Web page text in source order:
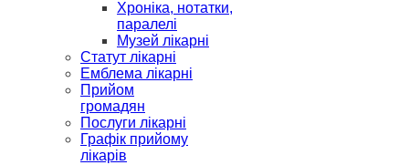
Хроніка, нотатки,
паралелі
Музей лікарні
Статут лікарні
Емблема лікарні
Прийом
громадян
Послуги лікарні
Графік прийому
лікарів